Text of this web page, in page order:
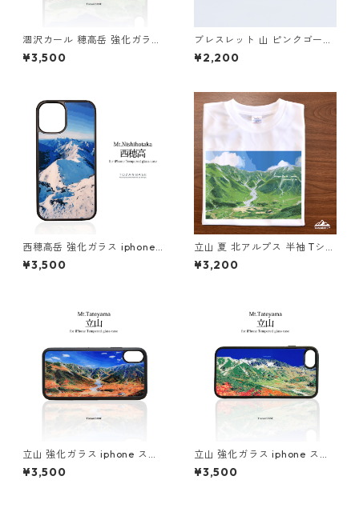
涸沢カール 穂高岳 強化ガラス
iphone スマホケース スマホ
カバー登山 山 アウトドア 北ア
¥3,500
ブレスレット 山 ピンクゴール
ド 登山 アクセサリー アウトド
ア
¥2,200
西穂高岳 強化ガラス iphone
スマホケース スマホカバーア
ウトドア 登山 山
¥3,500
立山 夏 北アルプス 半袖 Tシャ
ツ ホワイト ドライ 吸水速乾
山 登山 山Tシャツ 山のイラス
¥3,200
立山 強化ガラス iphone スマ
ホケース スマホカバーアウト
ドア 紅葉 雷鳥沢キャンプ場 登
¥3,500
立山 強化ガラス iphone スマ
ホケース スマホカバーアウト
ドア 登山 山 ブルー 青
¥3,500